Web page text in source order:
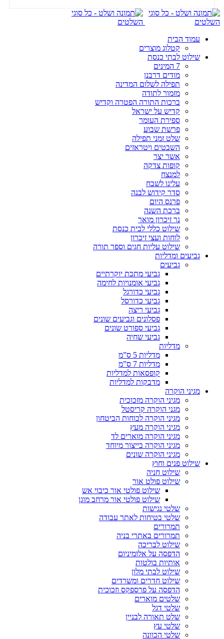
עמוד הבית
קטלוג מוצרים
שילוט לבתי כנסת
7 המינים
מודים דרבנן
תפילה לשלום המדינה
מזמור לתודה
ברכות התורה הפטרה וקדיש
קדיש על ישראל
ספירת העומר
פרשת שבוע
שלט זמני תפילה
השבטים ויטראזים
אשר יצר
קופות צדקה
למנצח
עלינו לשבח
סדר קידוש לבנה
פרנס היום
ברכת השנה
נר זיכרון מואר
שילוט כללי לבית כנסת
לוחות ועצי זיכרון
שילוט עליות חגים וספר תורה
גביעים ומדליות
גביעים
גביעי מתכת יוקרתיים
גביעי אומנויות לחימה
גביעי כדורגל
גביעי כדורסל
גביעי ריצה
פסלונים וגביעים שונים
גביעי ספורט שונים
גביעי שחיה
מדליות
מדליות 5 ס”מ
מדליות 7 ס”מ
קופסאות למדליות
מדבקות למדליות
מגיני הוקרה
מגיני הוקרה מזכוכית
מגני הוקרה קריסטל
מגיני הוקרה לכוחות הביטחון
מגיני הוקרה מעץ
מגיני הוקרה מוארים לד
מגיני הוקרה בייצור מיוחד
מגיני הוקרה שונים
שילוט פנים וחוץ
שילוט חניה
שילוט פולט אור
שילוט פולטי אור כיבוי אש
שילוט פולטי אור מרחב מוגן
שלטי נגישות
שלטי בטיחות לאתר עבודה
תמרורים
תמרורים באתרי בניה
שילוט לבריכה
הדפסה על אלומיניום
אותיות בולטות
שילוט לבתי מלון
שילוט חדרים ומשרדים
הדפסה על פרספקס וזכוכית
שלטים מוארים
שלטי דגל
שלט תאורה לבניין
שלטי עץ
שלטי הכוונה